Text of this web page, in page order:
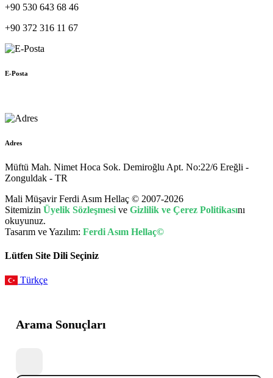
+90 530 643 68 46
+90 372 316 11 67
E-Posta
Adres
Müftü Mah. Nimet Hoca Sok. Demiroğlu Apt. No:22/6 Ereğli -
Zonguldak - TR
Mali Müşavir Ferdi Asım Hellaç © 2007-2026
Sitemizin Üyelik Sözleşmesi ve Gizlilik ve Çerez Politikasını
okuyunuz.
Tasarım ve Yazılım: Ferdi Asım Hellaç©
Lütfen Site Dili Seçiniz
Türkçe
Arama Sonuçları